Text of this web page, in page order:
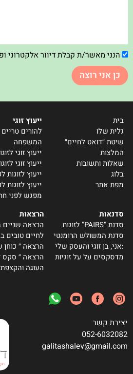
הנני מאשר/ת קבלת דיוור אלקטרוני
כן אני רוצה
בית
גלית שלו
שיטת ״דואט לחיים״
המלצות
שאלות ותשובות
בלוג
מפת אתר
ייעוץ זוגי
להורים
המשפחה
ייעוץ זוגי
ייעוץ זוגי
ייעוץ לזוגות
ייעוץ לזוגות
מפגש לפני
סדנאות
סדנת ”PAIRS” לזוגות
סדנת המשולש הרומנטי
:אני, בן זוגי והעסק שלי
מדסקסים על על זוגיות
הרצאות
הרצאה
לחיים טובים
הרצאה ״ כוחן
הרצאה ״ סקס
העוגה
יצירת קשר
052-6032082
galitashalev@gmail.com